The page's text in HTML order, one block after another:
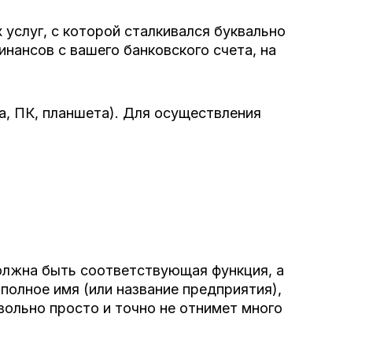
с которой сталкивался буквально
с вашего банковского счета, на
ПК, планшета). Для осуществления
быть соответствующая функция, а
имя (или название предприятия),
просто и точно не отнимет много